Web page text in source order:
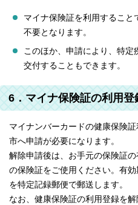
マイナ保険証を利用すること
不要となります。
このほか、申請により、特定
交付することもできます。
6．マイナ保険証の利用
マイナンバーカードの健康保険
市へ申請が必要になります。
解除申請後は、お手元の保険証
の保険証をご使用ください。有
を特定記録郵便で郵送します。
なお、健康保険証の利用登録を